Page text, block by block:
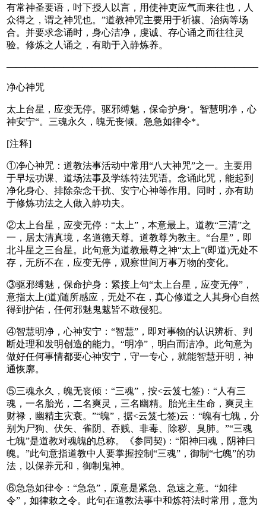
有常神圣要语，吋下授人以言，用使神吏应气而来往也，人
众得之，谓之神咒也。”道教神咒主要用于祈禳、治病等场
合。并要求念诵时，身心洁净，虔诚、存心诵之而往往灵
验。修炼之人诵之，有助于入静炼养。
——————————————————————————–
净心神咒
太上台星，应变无停。驱邪缚魅，保命护身‘。智慧明净，心
神安宁“。三魂永久，魄无丧倾。急急如律令*。
[注释]
①净心神咒：道教法事活动中常用“八大神咒”之一。主要用
于早坛功课、道场法事及学练符法咒语。念诵此咒，能起到
净化身心、排除杂念干扰、安宁心神等作用。同时，亦有助
于修炼功法之人做入静功夫。
②太上台星，应变无停：“太上”，本意最上。道教“三清”之
一，居太清真境，名道德天尊。道教尊为教主。“台星”，即
北斗星之三台星。此句意为道教最尊之神“太上”(即道)无处不
存，无所不在，应变无停，观察世间万事万物的变化。
③驱邪缚魅，保命护身：紧接上句“太上台星，应变无停”，
意指太上(道)随所感应，无处不在，真心修道之人其身心自然
得到护佑，任何邪魅鬼魃皆不敢侵犯。
④智慧明净，心神安宁：“智慧”，即对事物的认识辨析、判
断处理和发明创造的能力。“明净”，明白而洁净。此句意为
做好任何事情都要心神安宁，守一专心，就能智慧开明，神
通恢廓。
⑤三魂永久，魄无丧倾：“三魂”，按<云笈七签)：“人有三
魂，一名胎光，二名爽灵，三名幽精。胎光主生命，爽灵主
财禄，幽精主灾衰。”“魄”，据<云笈七签)云：“魄有七魄，分
别为尸狗、伏矢、雀阴、吞贱、非毒、除秽、臭肺。”“三魂
七魄”是道教对魂魄的总称。《参同契)：“阳神曰魂，阴神曰
魄。”此句意指道教中人要掌握控制“三魂”，御制“七魄”的功
法，以保养元和，御制鬼神。
⑥急急如律令：“急急”，原意是紧急、急速之意。“如律
令”，如律敕之令。此句在道教法事中和炼符法时常用，意为